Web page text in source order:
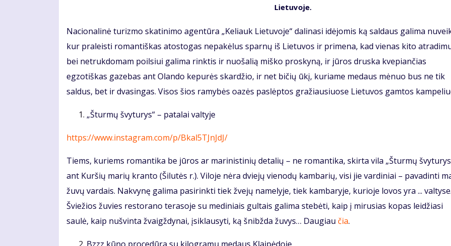
Lietuvoje.
Nacionalinė turizmo skatinimo agentūra „Keliauk Lietuvoje“ dalinasi idėjomis ką saldaus galima
kur praleisti romantiškas atostogas nepakėlus sparnų iš Lietuvos ir primena, kad vienas kito
bei netrukdomam poilsiui galima rinktis ir nuošalią miško proskyną, ir jūros druska kvepiančias
egzotiškas gazebas ant Olando kepurės skardžio, ir net bičių ūkį, kuriame medaus mėnuo bus ne tik
saldus, bet ir dvasingas. Visos šios ramybės oazės paslėptos gražiausiuose Lietuvos gamtos
„Šturmų švyturys“ – patalai valtyje
https://www.instagram.com/p/Bkal5TJnJdJ/
Tiems, kuriems romantika be jūros ar marinistinių detalių – ne romantika, skirta vila „Šturmų
ant Kuršių marių kranto (Šilutės r.). Viloje nėra dviejų vienodų kambarių, visi jie vardiniai – pavadinti
žuvų vardais. Nakvynę galima pasirinkti tiek žvejų namelyje, tiek kambaryje, kurioje lovos yra ... valtyse.
Šviežios žuvies restorano terasoje su mediniais gultais galima stebėti, kaip į mirusias kopas leidžiasi
saulė, kaip nušvinta žvaigždynai, įsiklausyti, ką šnibžda žuvys… Daugiau čia.